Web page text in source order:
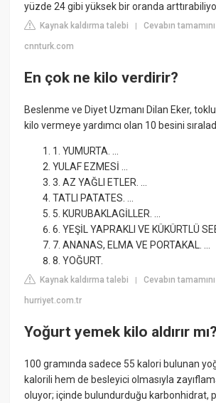
yüzde 24 gibi yüksek bir oranda
Kaynak kaldırma talebi |Cevabın
cnnturk.com
En çok ne kilo verdirir?
Beslenme ve Diyet Uzmanı Dilan Eker,
kilo vermeye yardımcı olan 10 besini
1. YUMURTA. ...
YULAF EZMESİ ...
3. AZ YAĞLI ETLER. ...
TATLI PATATES. ...
5. KURUBAKLAGİLLER. ...
6. YEŞİL YAPRAKLI VE KÜKÜRTLÜ
7. ANANAS, ELMA VE PORTAKAL. ...
8. YOĞURT.
Kaynak kaldırma talebi |Cevabın
hurriyet.com.tr
Yoğurt yemek kilo aldırır mı?
100 gramında sadece 55 kalori bulunan
kalorili hem de besleyici olmasıyla
oluyor; içinde bulundurduğu karbonhidrat,